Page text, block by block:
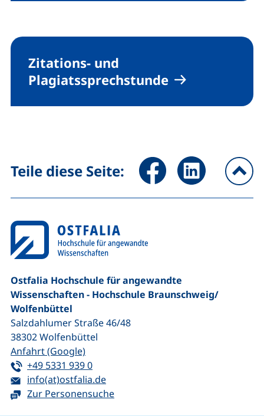
Zitations- und
Plagiatssprechstunde
Teile diese Seite: Seite über Facebook teilen
Seite über
Ostfalia Hochschule für angewandte
Wissenschaften - Hochschule Braunschweig/​
Wolfenbüttel
Salzdahlumer Straße 46/48
38302Wolfenbüttel
Anfahrt (Google)(externer Link, öffnet neues Fenster)
Tel:
+49 5331 939 0(startet einen Telefonanruf, wenn Ihr
E-Mail:
info(at)ostfalia.de(öffnet Ihr E-Mail-Programm)
Zur Personensuche